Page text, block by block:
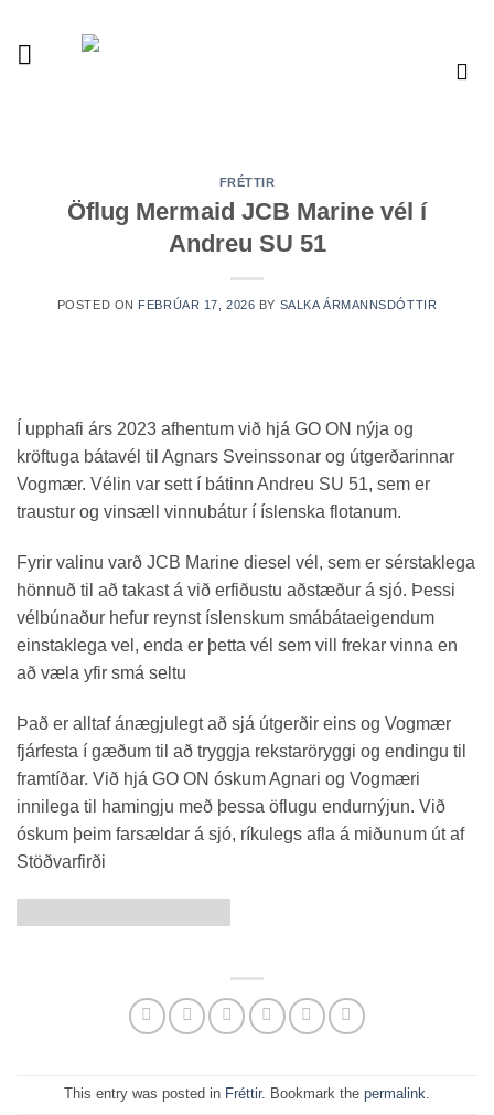
content
FRÉTTIR
Öflug Mermaid JCB Marine vél í
Andreu SU 51
POSTED ON FEBRÚAR 17, 2026 BY SALKA ÁRMANNSDÓTTIR
Í upphafi árs 2023 afhentum við hjá GO ON nýja og
kröftuga bátavél til Agnars Sveinssonar og útgerðarinnar
Vogmær. Vélin var sett í bátinn Andreu SU 51, sem er
traustur og vinsæll vinnubátur í íslenska flotanum.
Fyrir valinu varð JCB Marine diesel vél, sem er sérstaklega
hönnuð til að takast á við erfiðustu aðstæður á sjó. Þessi
vélbúnaður hefur reynst íslenskum smábátaeigendum
einstaklega vel, enda er þetta vél sem vill frekar vinna en
að væla yfir smá seltu
Það er alltaf ánægjulegt að sjá útgerðir eins og Vogmær
fjárfesta í gæðum til að tryggja rekstaröryggi og endingu til
framtíðar. Við hjá GO ON óskum Agnari og Vogmæri
innilega til hamingju með þessa öflugu endurnýjun. Við
óskum þeim farsældar á sjó, ríkulegs afla á miðunum út af
Stöðvarfirði
This entry was posted in Fréttir. Bookmark the permalink.